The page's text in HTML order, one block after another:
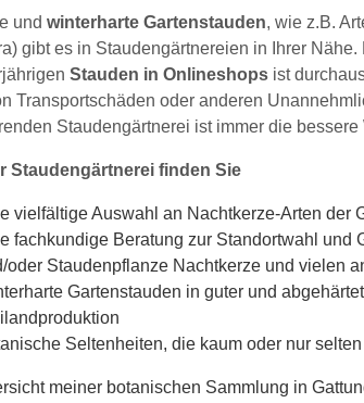
und winterharte Gartenstauden, wie z.B.
gibt es in Staudengärtnereien in Ihrer
Stauden in Onlineshops ist
Transportschäden oder anderen
Staudengärtnerei ist immer die bessere
Staudengärtnerei finden Sie
vielfältige Auswahl an Nachtkerze-Arten der
fachkundige Beratung zur Standortwahl und
oder Staudenpflanze Nachtkerze und vielen
Gartenstauden in guter und
Seltenheiten, die kaum oder nur
meiner botanischen Sammlung in